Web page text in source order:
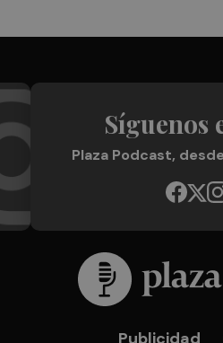
Síguenos
Plaza Podcast,
Publicidad